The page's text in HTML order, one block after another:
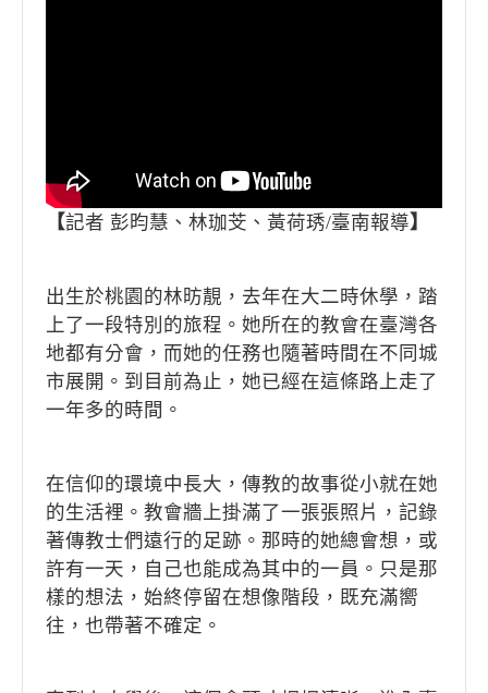
【記者 彭昀慧、林珈芠、黃荷琇/臺南報導】
出生於桃園的林昉靚，去年在大二時休學，踏
上了一段特別的旅程。她所在的教會在臺灣各
地都有分會，而她的任務也隨著時間在不同城
市展開。到目前為止，她已經在這條路上走了
一年多的時間。
在信仰的環境中長大，傳教的故事從小就在她
的生活裡。教會牆上掛滿了一張張照片，記錄
著傳教士們遠行的足跡。那時的她總會想，或
許有一天，自己也能成為其中的一員。只是那
樣的想法，始終停留在想像階段，既充滿嚮
往，也帶著不確定。